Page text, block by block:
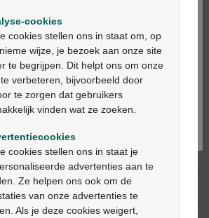
gratuite
par chat ouformulaire de contact
produit
Bienvenue
in het nederlands
en français
cookies
cookies stellen ons in staat om, op
wijze, je bezoek aan onze site
te begrijpen. Dit helpt ons om onze
verbeteren, bijvoorbeeld door
te zorgen dat gebruikers
vinden wat ze zoeken.
cookies stellen ons in staat je
advertenties aan te
Ze helpen ons ook om de
van onze advertenties te
Als je deze cookies weigert,